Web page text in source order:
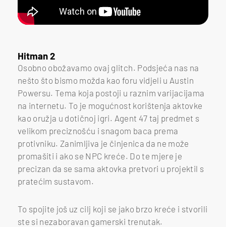
Hitman 2
Osobno obožavamo ovaj glitch. Podsjeća nas na
nešto što bismo možda kao foru vidjeli u Austin
Powersu. Tema koja postoji u raznim varijacijama
na internetu. To je mogućnost korištenja aktovke
kao oružja u dotičnoj igri. Agent 47 taj predmet s
velikom preciznošću i snagom baca prema
protivniku. Zanimljiva je činjenica da ne može
promašiti i ako se NPC kreće. Do te mjere je
precizan da se sama aktovka pretvori u projektil s
pratećim sustavom.
To spojite još uz cilj koji se jako brzo kreće i stvorili
ste si nezaboravan gamerski trenutak.